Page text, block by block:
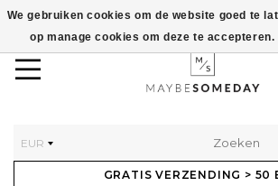
EUR
GRATIS VERZENDING > 50
We gebruiken cookies om de website goed te
op manage cookies om deze te accepteren.